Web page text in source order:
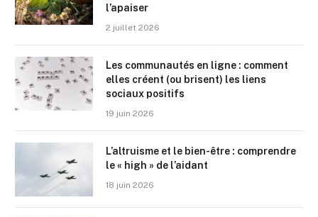
l’apaiser
2 juillet 2026
Les communautés en ligne : comment
elles créent (ou brisent) les liens
sociaux positifs
19 juin 2026
L’altruisme et le bien-être : comprendre
le « high » de l’aidant
18 juin 2026